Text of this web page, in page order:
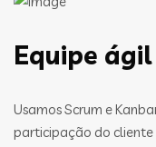
Equipe ágil
Usamos Scrum e
participação do cliente